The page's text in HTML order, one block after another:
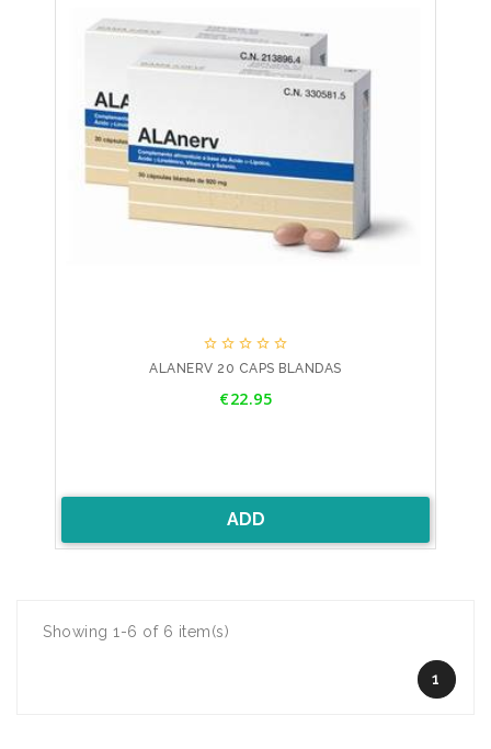
    
ALANERV 20 CAPS BLANDAS
€22.95
ADD
Showing 1-6 of 6 item(s)
1